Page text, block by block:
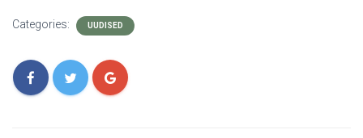
Categories: UUDISED